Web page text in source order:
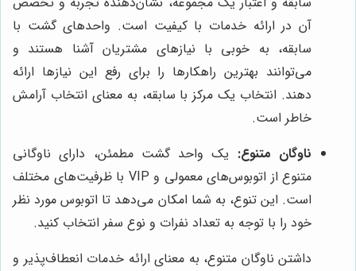
آن در ارائه خدمات با کیفیت است. واحدهای گشت با
سابقه، به خوبی با نیازهای مشتریان آشنا هستند و
می‌توانند بهترین راهکارها را برای رفع این نیازها ارائه
دهند. انتخاب یک مرکز با سابقه، به معنای انتخاب آرامش
خاطر است.
ناوگان متنوع: یک واحد گشت مطمئن، دارای ناوگانی
متنوع از اتوبوس‌های معمولی و VIP با ظرفیت‌های مختلف
است. این تنوع، به شما امکان می‌دهد تا اتوبوس مورد نظر
خود را با توجه به تعداد نفرات و نوع سفر انتخاب کنید.
داشتن ناوگان متنوع، به معنای ارائه خدمات انعطاف‌پذیر و